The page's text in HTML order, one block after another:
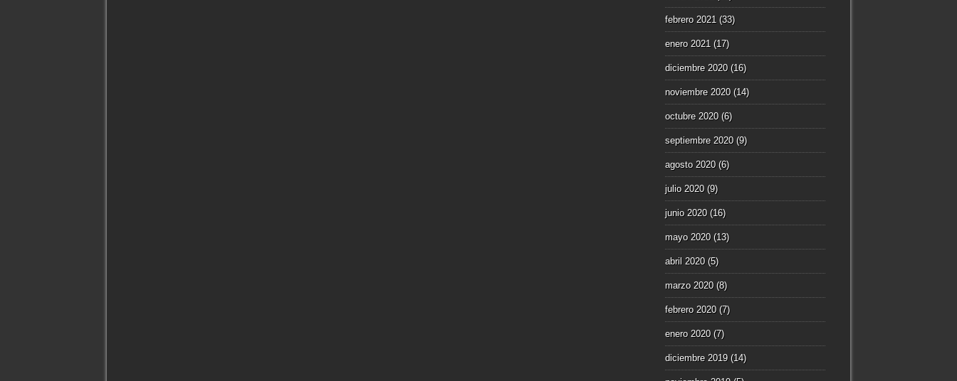
febrero 2021 (33)
enero 2021 (17)
diciembre 2020(16)
noviembre 2020(14)
octubre 2020(6)
septiembre 2020(9)
agosto 2020(6)
julio 2020(9)
junio 2020(16)
mayo 2020(13)
abril 2020(5)
marzo 2020(8)
febrero 2020(7)
enero 2020(7)
diciembre 2019(14)